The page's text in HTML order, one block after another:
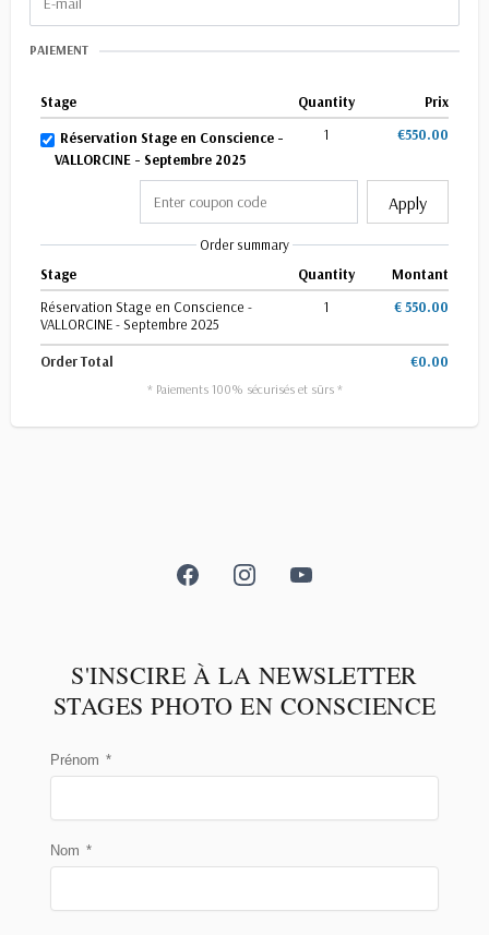
PAIEMENT
Stage Quantity Prix
Réservation Stage en Conscience -
VALLORCINE - Septembre 2025
1 €550.00
Apply
Order summary
Stage
Quantity
Montant
Réservation Stage en Conscience -
VALLORCINE - Septembre 2025
1 € 550.00
Order Total €0.00
* Paiements 100% sécurisés et sûrs *
S'INSCIRE À LA NEWSLETTER
STAGES PHOTO EN CONSCIENCE
Prénom *
Nom *